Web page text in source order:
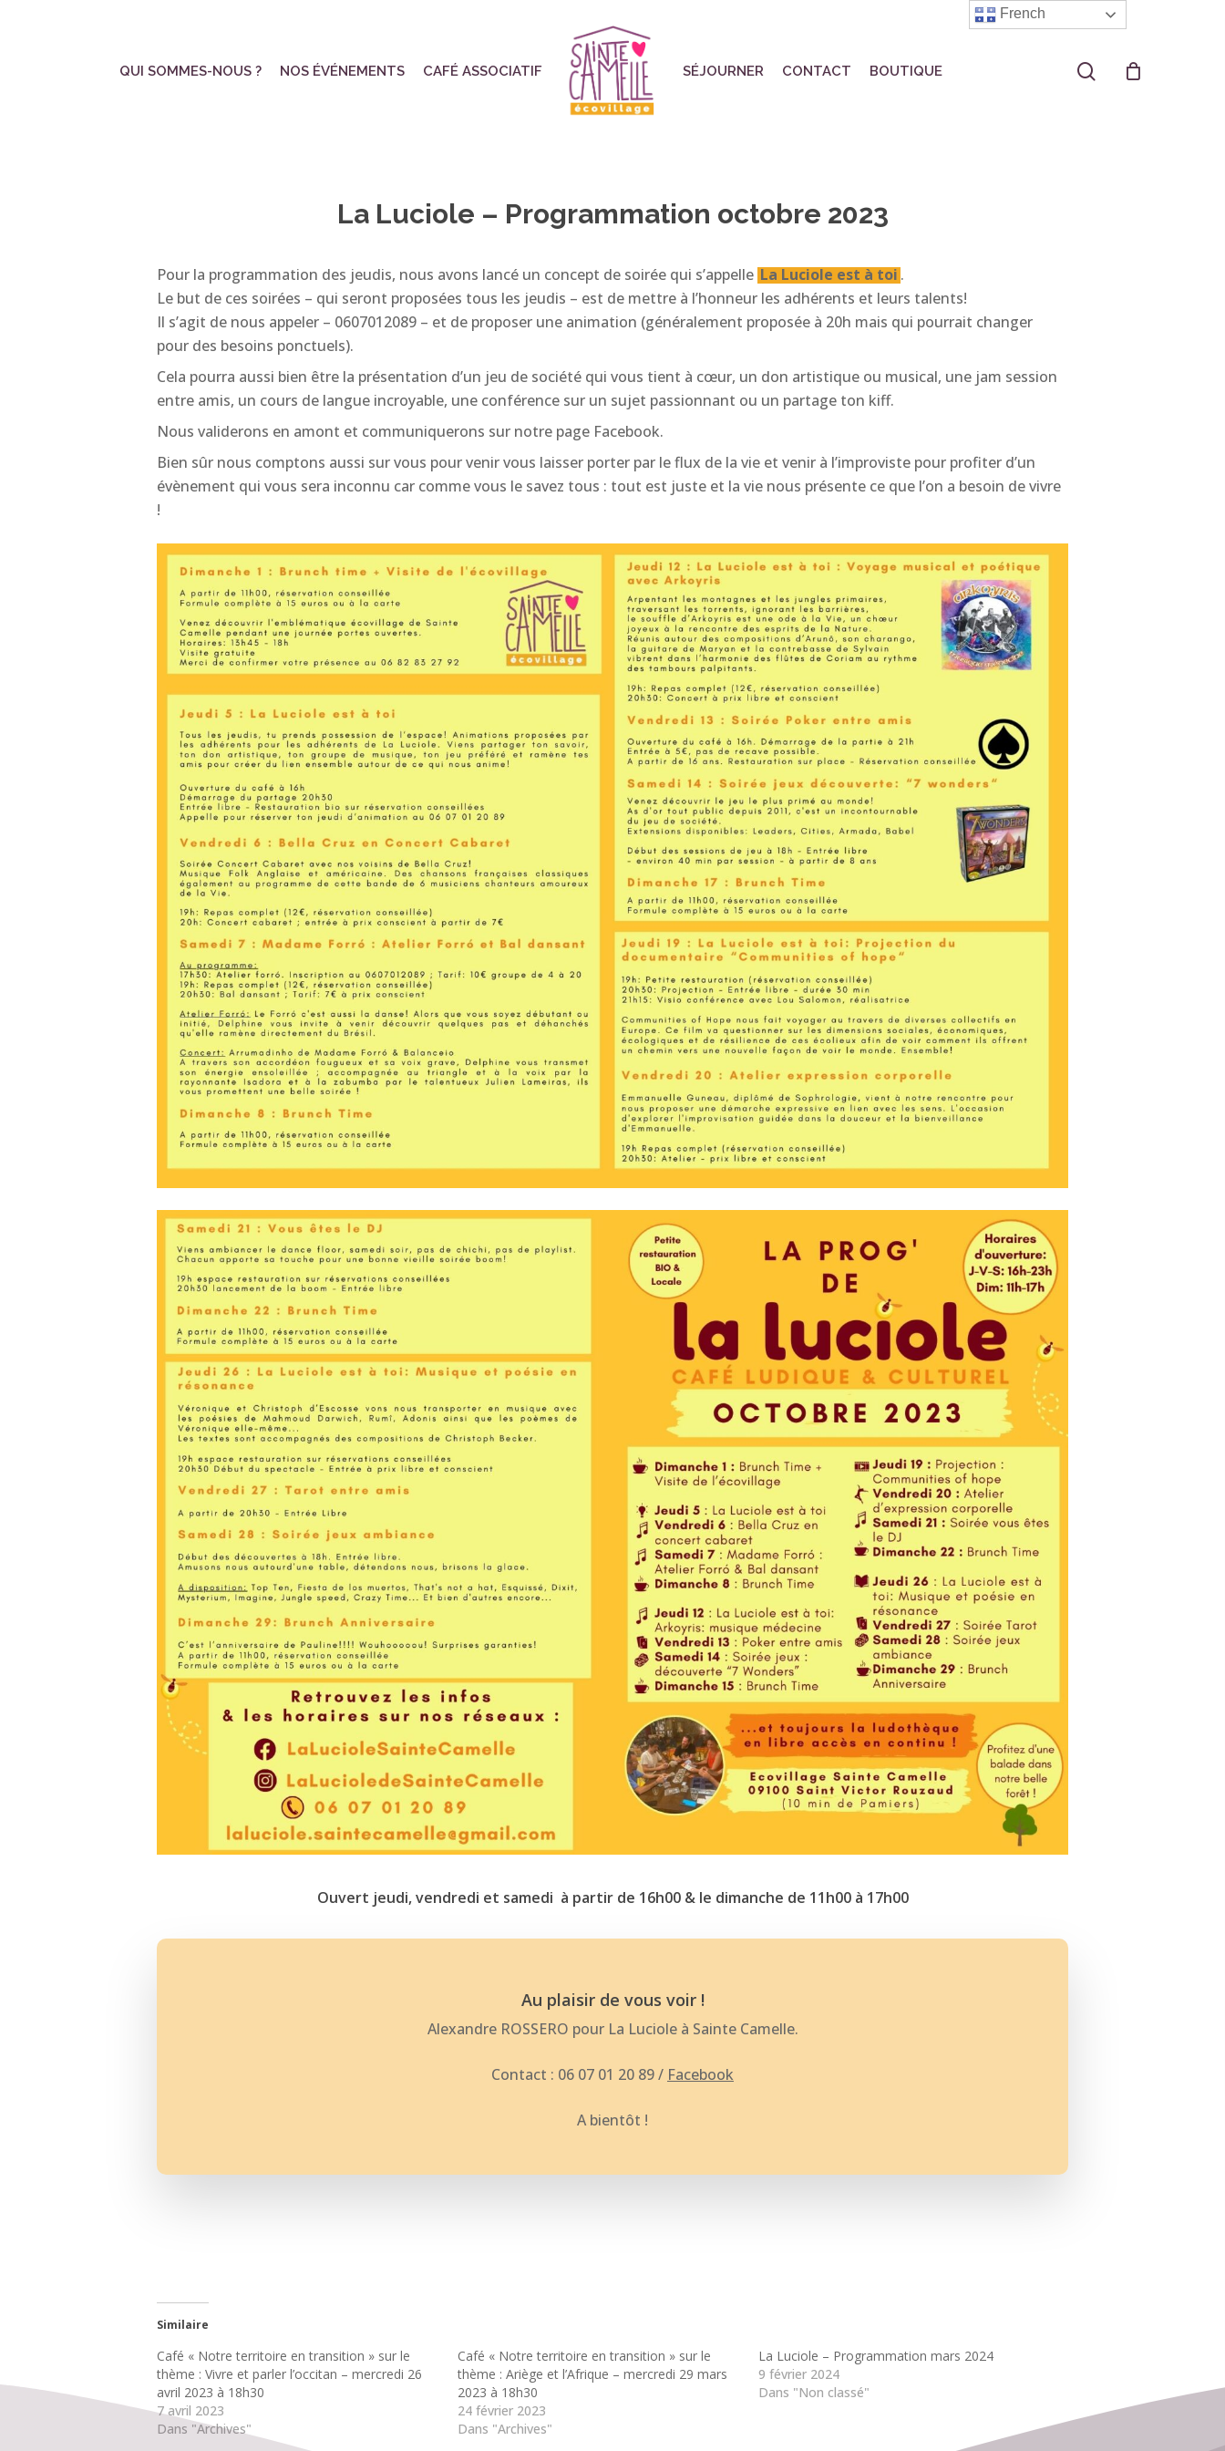
QUI SOMMES-NOUS ? NOS ÉVÉNEMENTS CAFÉ ASSOCIATIF SÉJOURNER CONTACT BOUTIQUE search
La Luciole – Programmation octobre 2023
Pour la programmation des jeudis, nous avons lancé un concept de soirée qui s’appelle La Luciole est à toi .
Le but de ces soirées – qui seront proposées tous les jeudis – est de mettre à l’honneur les adhérents et leurs talents!
Il s’agit de nous appeler – 0607012089 – et de proposer une animation (généralement proposée à 20h mais qui pourrait changer
pour des besoins ponctuels).
Cela pourra aussi bien être la présentation d’un jeu de société qui vous tient à cœur, un don artistique ou musical, une jam session
entre amis, un cours de langue incroyable, une conférence sur un sujet passionnant ou un partage ton kiff.
Nous validerons en amont et communiquerons sur notre page Facebook.
Bien sûr nous comptons aussi sur vous pour venir vous laisser porter par le flux de la vie et venir à l’improviste pour profiter d’un
évènement qui vous sera inconnu car comme vous le savez tous : tout est juste et la vie nous présente ce que l’on a besoin de vivre
!
Ouvert jeudi, vendredi et samedi à partir de 16h00 & le dimanche de 11h00 à 17h00
Au plaisir de vous voir !
Alexandre ROSSERO pour La Luciole à Sainte Camelle.
Contact : 06 07 01 20 89 / Facebook
A bientôt !
Similaire
Café « Notre territoire en transition » sur le
thème : Vivre et parler l’occitan – mercredi 26
avril 2023 à 18h30
7 avril 2023
Dans "Archives"
Café « Notre territoire en transition » sur le
thème : Ariège et l’Afrique – mercredi 29 mars
2023 à 18h30
24 février 2023
Dans "Archives"
La Luciole – Programmation mars 2024
9 février 2024
Dans "Non classé"
French